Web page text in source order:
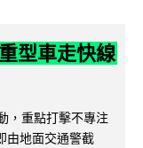
型車走快線
，重點打擊不專注
由地面交通警截